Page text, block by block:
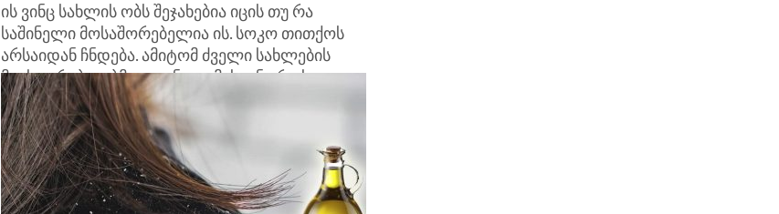
ის ვინც სახლის ობს შეჯახებია იცის თუ რა
საშინელი მოსაშორებელია ის. სოკო თითქოს
არსაიდან ჩნდება. ამიტომ ძველი სახლების
მაცხოვრებლებმა იციან: თუ მისგან ერთხელ
გათავისუფლდით, დარწმუნებული ვერ...